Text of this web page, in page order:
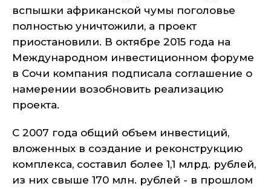
вспышки африканской чумы поголовье
полностью уничтожили, а проект
приостановили. В октябре 2015 года на
Международном инвестиционном форуме
в Сочи компания подписала соглашение о
намерении возобновить реализацию
проекта.
С 2007 года общий объем инвестиций,
вложенных в создание и реконструкцию
комплекса, составил более 1,1 млрд. рублей,
из них свыше 170 млн. рублей - в прошлом